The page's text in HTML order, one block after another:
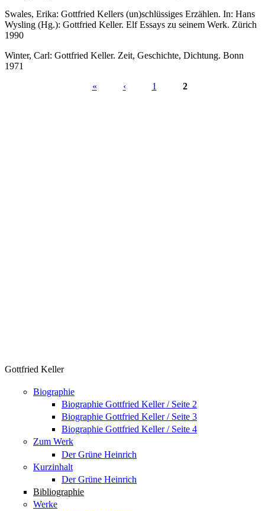
Swales, Erika: Gottfried Kellers (un)schlüssiges Erzählen. In: Hans
Wysling (Hg.): Gottfried Keller. Elf Essays zu seinem Werk. Zürich
1990
Winter, Carl: Gottfried Keller. Zeit, Geschichte, Dichtung. Bonn
1971
« ‹ 1 2
Gottfried Keller
Biographie
Biographie Gottfried Keller / Seite 2
Biographie Gottfried Keller / Seite 3
Biographie Gottfried Keller / Seite 4
Zum Werk
Der Grüne Heinrich
Kurzinhalt
Der Grüne Heinrich
Bibliographie
Werke